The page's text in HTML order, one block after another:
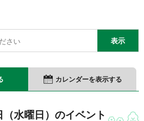
カレンダーを表示する
水曜日）のイベント